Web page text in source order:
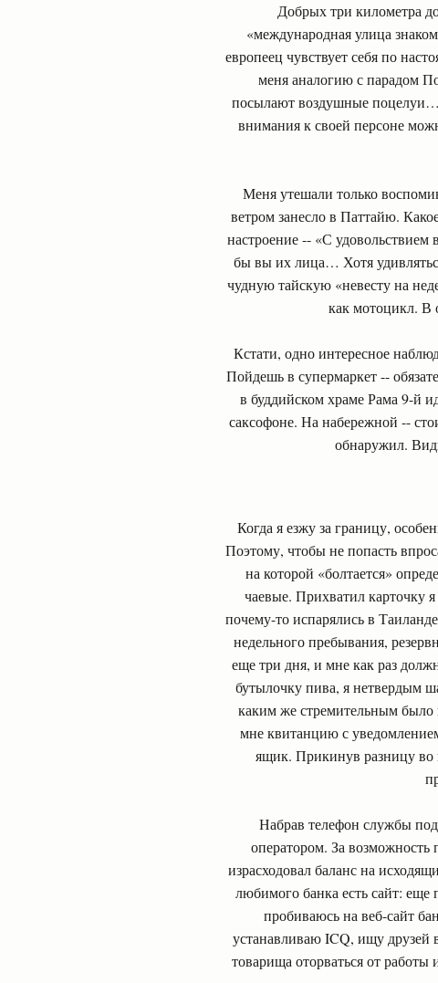
Добрых три километра
«международная улица
европеец чувствует себя по
меня аналогию с парадом
посылают воздушные поцелуи…
внимания к своей персоне
Меня утешали только
ветром занесло в Паттайю.
настроение -- «С удовольствием
бы вы их лица… Хотя
чудную тайскую «невесту на
как мотоцикл. В
Кстати, одно интересное
Пойдешь в супермаркет --
в буддийском храме Рама 9-й
саксофоне. На набережной --
обнаружил.
Когда я езжу за границу,
Поэтому, чтобы не попасть
на которой «болтается»
чаевые. Прихватил карточку
почему-то испарялись в
недельного пребывания,
еще три дня, и мне как раз
бутылочку пива, я нетвердым
каким же стремительным было
мне квитанцию с
ящик. Прикинув разницу во
Набрав телефон службы
оператором. За возможность
израсходовал баланс на
любимого банка есть сайт: еще
пробиваюсь на веб-сайт
устанавливаю ICQ, ищу друзей
товарища оторваться от